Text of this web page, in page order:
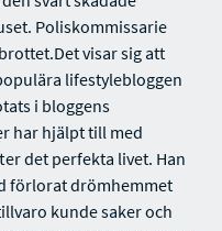
Poliskommissarie
visar sig att
lifestylebloggen
i bloggens
har hjälpt till med
det perfekta livet. Han
förlorat drömhemmet
kunde saker och